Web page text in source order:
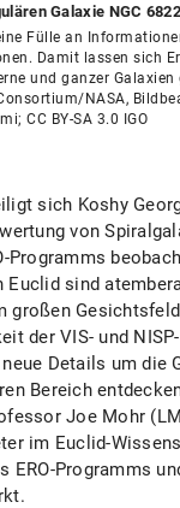
Galaxie NGC 6822
Fülle an
Damit lassen sich
und ganzer
NASA,
CC BY-SA 3.0 IGO
sich Koshy
von
Programms
Euclid sind
großen
der VIS- und
Details um die
Bereich
Joe Mohr
im Euclid-
ERO-Programms